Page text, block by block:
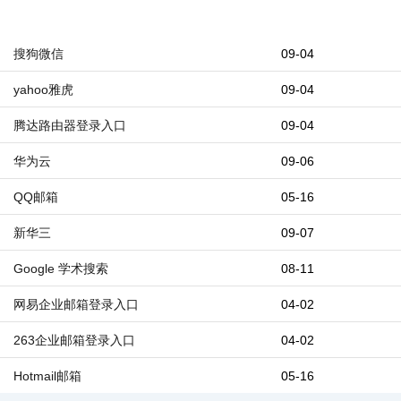
09-04
搜狗微信
09-04
yahoo雅虎
09-04
腾达路由器登录入口
09-06
华为云
05-16
QQ邮箱
09-07
新华三
08-11
Google 学术搜索
04-02
网易企业邮箱登录入口
04-02
263企业邮箱登录入口
05-16
Hotmail邮箱